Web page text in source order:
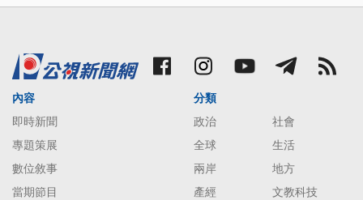
內容
即時新聞
專題策展
數位敘事
當期節目
分類
政治
社會
全球
生活
兩岸
地方
產經
文教科技